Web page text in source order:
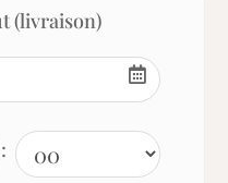
(livraison)
: